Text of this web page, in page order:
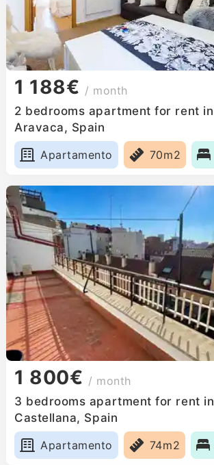
1 188€ / month
2 bedrooms apartment for rent in
Aravaca, Spain
Apartamento
70m2
1 800€ / month
3 bedrooms apartment for rent in
Castellana, Spain
Apartamento
74m2